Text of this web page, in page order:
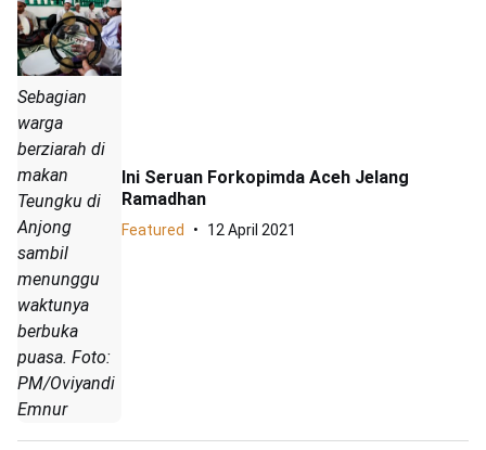
Sebagian
warga
berziarah di
makan
Teungku di
Anjong
sambil
menunggu
waktunya
berbuka
puasa. Foto:
PM/Oviyandi
Emnur
Ini Seruan Forkopimda Aceh Jelang
Ramadhan
Featured 12 April 2021